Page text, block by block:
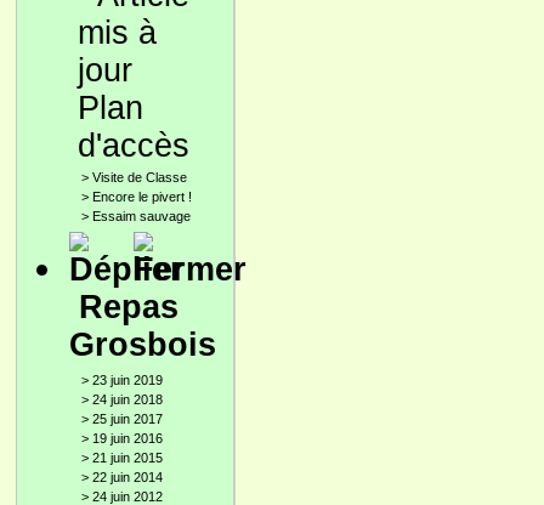
Plan
d'accès
> Visite de Classe
> Encore le pivert !
> Essaim sauvage
Repas
Grosbois
> 23 juin 2019
> 24 juin 2018
> 25 juin 2017
> 19 juin 2016
> 21 juin 2015
> 22 juin 2014
> 24 juin 2012